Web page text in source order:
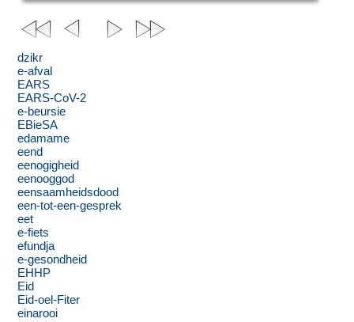
dzikr
e-afval
EARS
EARS-CoV-2
e-beursie
EBieSA
edamame
eend
eenogigheid
eenooggod
eensaamheidsdood
een-tot-een-gesprek
eet
e-fiets
efundja
e-gesondheid
EHHP
Eid
Eid-oel-Fiter
einarooi